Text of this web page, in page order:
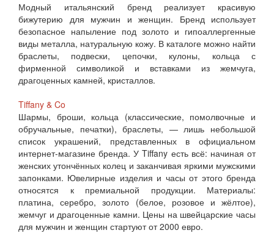
Модный итальянский бренд реализует красивую
бижутерию для мужчин и женщин. Бренд использует
безопасное напыление под золото и гипоаллергенные
виды металла, натуральную кожу. В каталоге можно найти
браслеты, подвески, цепочки, кулоны, кольца с
фирменной символикой и вставками из жемчуга,
драгоценных камней, кристаллов.
Tiffany & Co
Шармы, броши, кольца (классические, помолвочные и
обручальные, печатки), браслеты, — лишь небольшой
список украшений, представленных в официальном
интернет-магазине бренда. У Tiffany есть всё: начиная от
женских утончённых колец и заканчивая яркими мужскими
запонками. Ювелирные изделия и часы от этого бренда
относятся к премиальной продукции. Материалы:
платина, серебро, золото (белое, розовое и жёлтое),
жемчуг и драгоценные камни. Цены на швейцарские часы
для мужчин и женщин стартуют от 2000 евро.